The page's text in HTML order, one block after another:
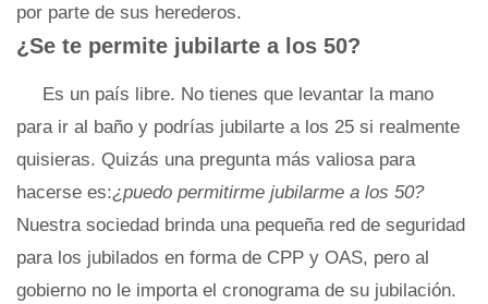
por parte de sus herederos.
¿Se te permite jubilarte a los 50?
Es un país libre. No tienes que levantar la mano
para ir al baño y podrías jubilarte a los 25 si realmente
quisieras. Quizás una pregunta más valiosa para
hacerse es:¿puedo permitirme jubilarme a los 50?
Nuestra sociedad brinda una pequeña red de seguridad
para los jubilados en forma de CPP y OAS, pero al
gobierno no le importa el cronograma de su jubilación.